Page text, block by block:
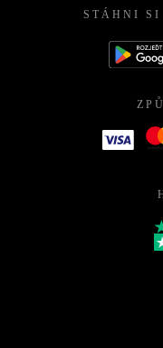
STÁHNI SI